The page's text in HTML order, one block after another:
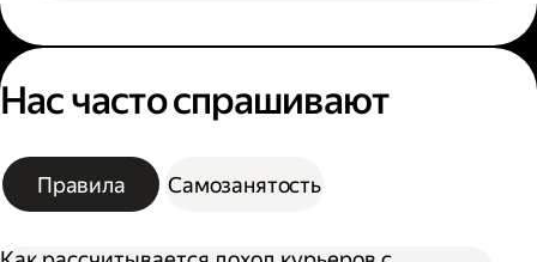
Нас часто спрашивают
Правила Самозанятость